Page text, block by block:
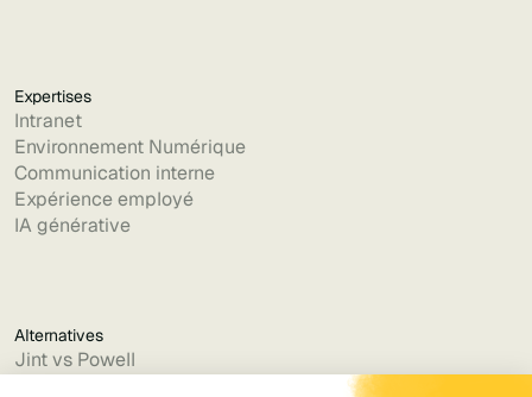
Expertises
Intranet
Environnement Numérique
Communication interne
Expérience employé
IA générative
Alternatives
Jint vs Powell